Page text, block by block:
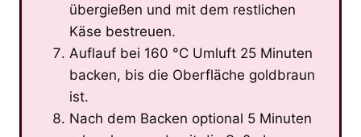
übergießen und mit dem restlichen
Käse bestreuen.
Auflauf bei 160 °C Umluft 25 Minuten
backen, bis die Oberfläche goldbraun
ist.
Nach dem Backen optional 5 Minuten